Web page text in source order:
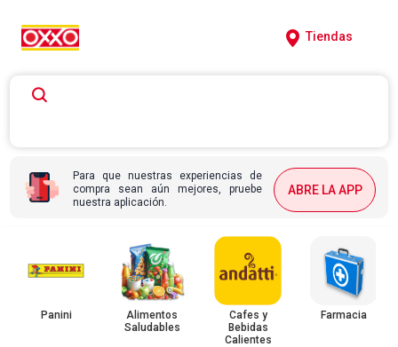
Tiendas
Para que nuestras experiencias de
compra sean aún mejores, pruebe
nuestra aplicación.
ABRE LA APP
Panini
Alimentos
Saludables
Cafes y
Bebidas
Calientes
Farmacia